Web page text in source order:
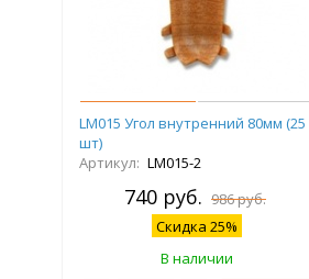
LM015 Угол внутренний 80мм (25
шт)
Артикул: LM015-2
740 руб. 986 руб.
Скидка 25%
В наличии